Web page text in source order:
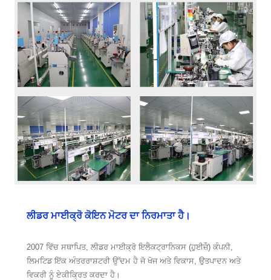
ਲੀਡਰ ਮਾਈਕ੍ਰੋ ਕੋਇਨ ਮੋਟਰ ਦਾ ਨਿਰਮਾਤਾ ਹੈ।
2007 ਵਿੱਚ ਸਥਾਪਿਤ, ਲੀਡਰ ਮਾਈਕ੍ਰੋ ਇਲੈਕਟ੍ਰਾਨਿਕਸ (ਹੁਈਜ਼ੌ) ਕੰਪਨੀ,
ਲਿਮਟਿਡ ਇੱਕ ਅੰਤਰਰਾਸ਼ਟਰੀ ਉੱਦਮ ਹੈ ਜੋ ਖੋਜ ਅਤੇ ਵਿਕਾਸ, ਉਤਪਾਦਨ ਅਤੇ
ਵਿਕਰੀ ਨੂੰ ਏਕੀਕ੍ਰਿਤ ਕਰਦਾ ਹੈ।